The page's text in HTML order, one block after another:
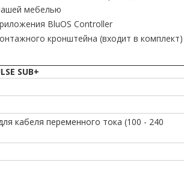
мебелью
BluOS Controller
кронштейна (входит в комплект)
SUB+
кабеля переменного тока (100 - 240